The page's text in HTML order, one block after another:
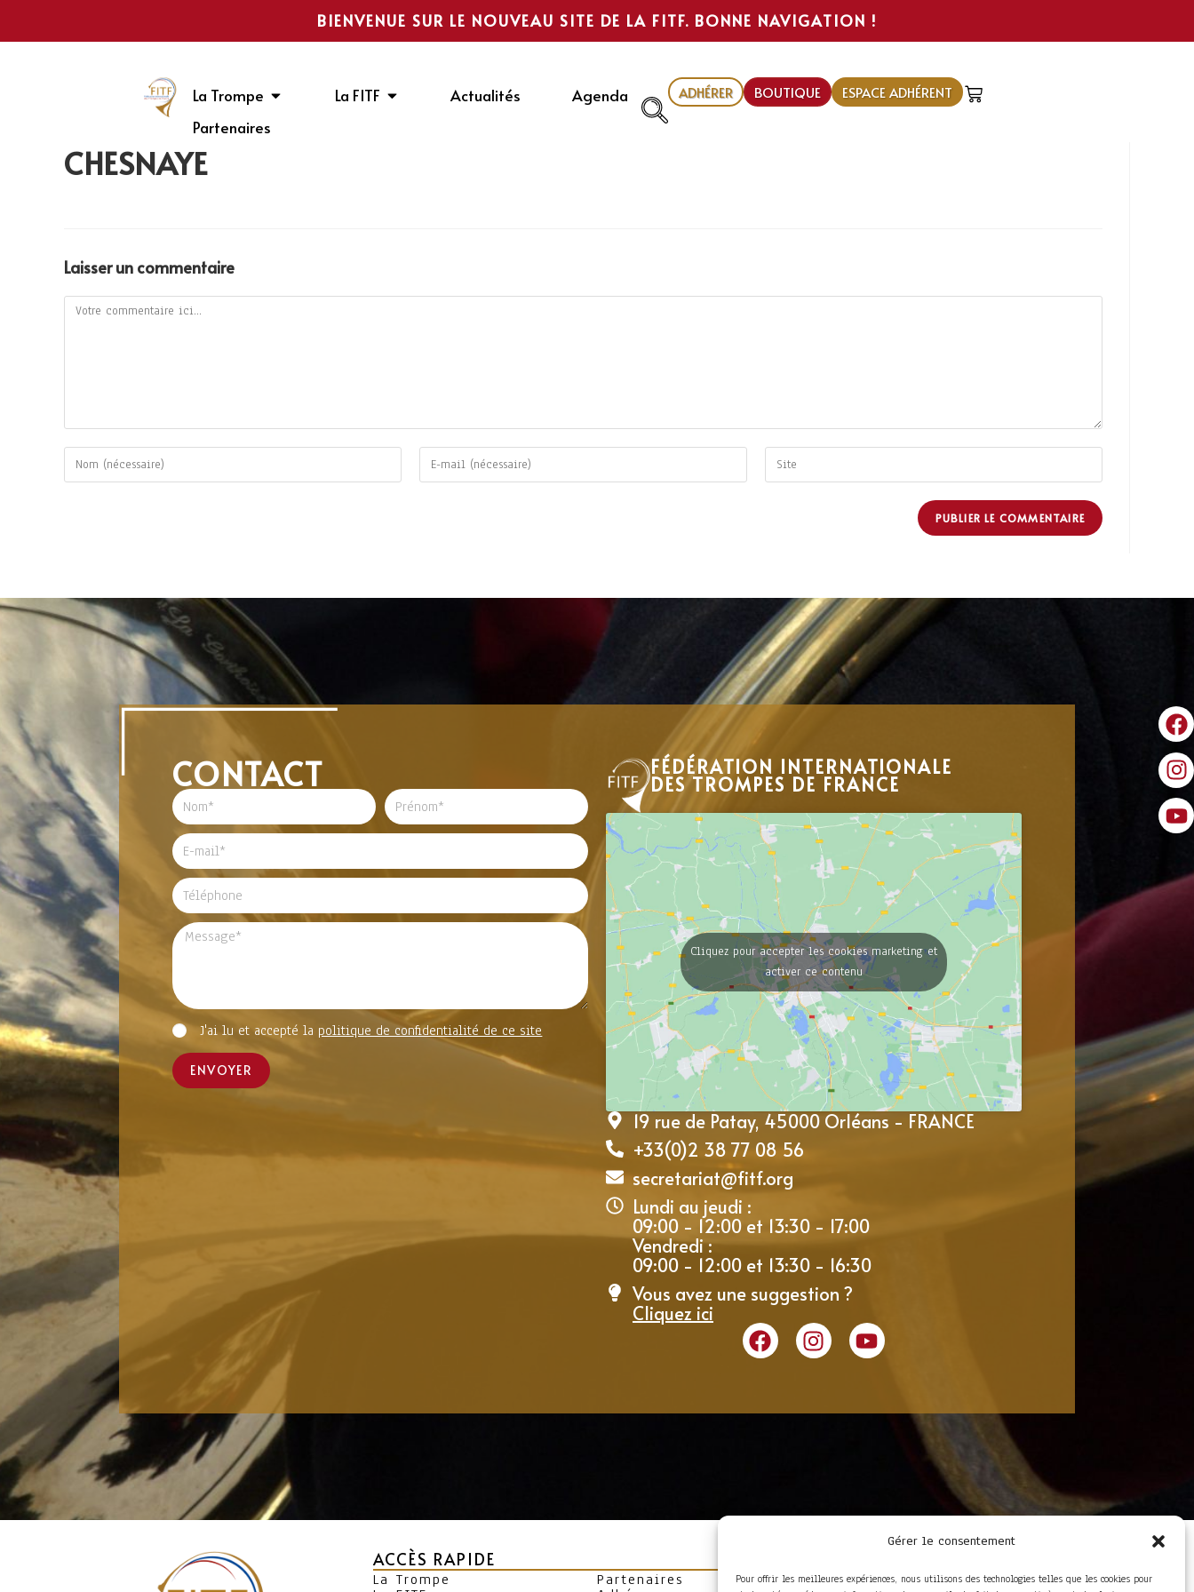
Gérer le consentement
Pour offrir les meilleures expériences, nous utilisons des technologies telles que les cookies pour
BIENVENUE SUR LE NOUVEAU SITE DE LA FITF. BONNE NAVIGATION !
La Trompe La FITF Actualités
Agenda
Partenaires
ADHÉRER BOUTIQUE ESPACE ADHÉRENT
CHESNAYE
Laisser un commentaire
CONTACT
J'ai lu et accepté la politique de confidentialité de ce site
ENVOYER
FÉDÉRATION INTERNATIONALE
DES TROMPES DE FRANCE
Cliquez pour accepter les cookies marketing et
activer ce contenu
19 rue de Patay, 45000 Orléans - FRANCE
+33(0)2 38 77 08 56
secretariat@fitf.org
Lundi au jeudi :
09:00 - 12:00 et 13:30 - 17:00
Vendredi :
09:00 - 12:00 et 13:30 - 16:30
Vous avez une suggestion ?
Cliquez ici
ACCÈS RAPIDE
La Trompe Partenaires Foire aux questions